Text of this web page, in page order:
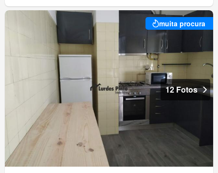
muita procura
12 Fotos